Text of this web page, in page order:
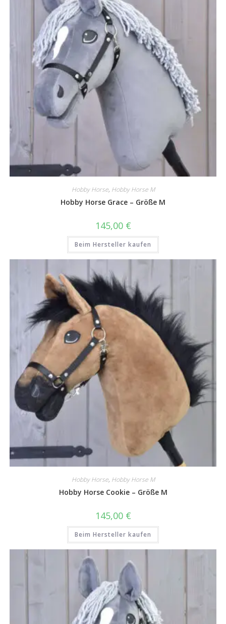
Hobby Horse, Hobby Horse M
Hobby Horse Grace – Größe M
145,00 €
Beim Hersteller kaufen
Hobby Horse, Hobby Horse M
Hobby Horse Cookie – Größe M
145,00 €
Beim Hersteller kaufen